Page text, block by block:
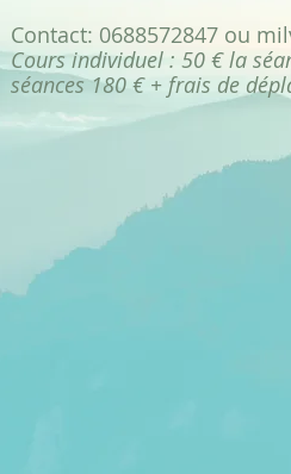
Contact: 0688572847 ou
Cours individuel : 50 € la
séances 180 € + frais de